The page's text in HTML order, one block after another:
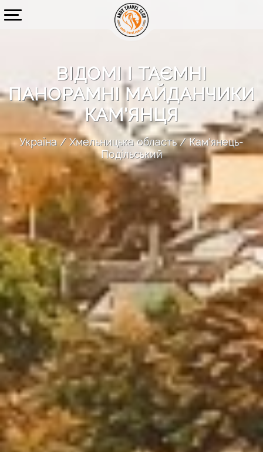
ВІДОМІ І ТАЄМНІ
ПАНОРАМНІ МАЙДАНЧИКИ
КАМ'ЯНЦЯ
Україна Хмельницька область
Кам'янець-
Подільський